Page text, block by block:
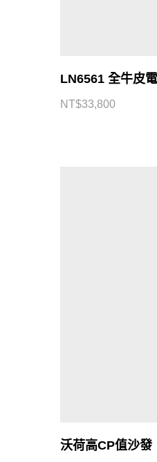
LN6561 全牛皮
NT$33,800
沃荷高CP值沙發